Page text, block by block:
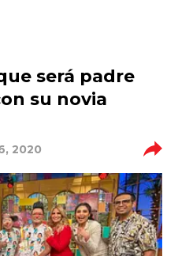
será padre
su novia
2020